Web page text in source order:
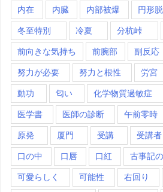
内在 内臓 内部被爆 円形
冬至特別 冷夏 分杭峠
前向きな気持ち 前腕部 副反応
努力が必要 努力と根性 労宮
動功 匂い 化学物質過敏症
医学書 医師の診断 午前零時
原発 厦門 受講 受講者
口の中 口唇 口紅 古事記
可愛らしく 可能性 右回り